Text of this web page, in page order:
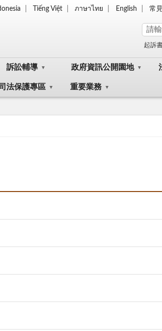
Tiếng Việt ภาษาไทย English 常
起訴
訴訟輔導 政府資訊公開園地
法保護專區 重要業務